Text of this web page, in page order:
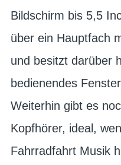
Bildschirm bis 5,5
über ein Hauptfach
und besitzt darüber
bedienendes
Weiterhin gibt es
Kopfhörer, ideal,
Fahrradfahrt Musik